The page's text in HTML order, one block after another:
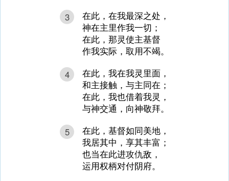
3
在此，在我最深之处，
神在主里作我一切；
在此，那灵使主基督
作我实际，取用不竭。
4
在此，我在我灵里面，
和主接触，与主同在；
在此，我也借着我灵，
与神交通，向神敬拜。
5
在此，基督如同美地，
我居其中，享其丰富；
也当在此进攻仇敌，
运用权柄对付阴府。